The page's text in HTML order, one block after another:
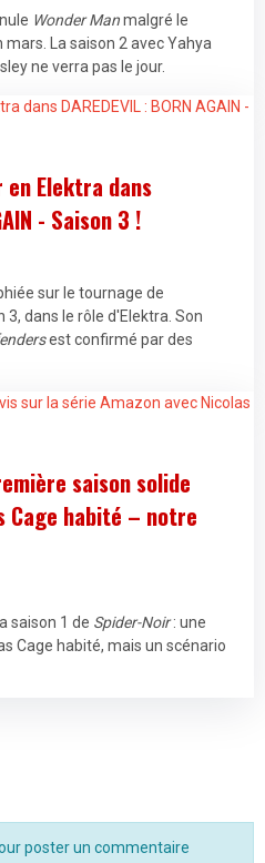
Wonder Manmalgré le
La saison 2 avec Yahya
ne verra pas le jour.
en Elektra dans
- Saison 3 !
sur le tournage de
3, dans le rôle d'Elektra. Son
est confirmé par des
saison solide
Cage habité – notre
saison 1 de Spider-Noir: une
Cage habité, mais un scénario
poster un commentaire